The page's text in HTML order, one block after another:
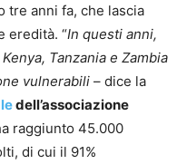
tre anni fa, che lascia
eredità. “In questi anni,
Tanzania e Zambia
vulnerabili – dice la
dell’associazione
raggiunto 45.000
di cui il 91%